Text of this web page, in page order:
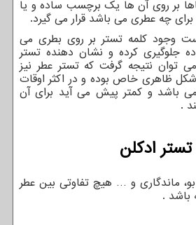
بر روی آن ها یک برچسب ساده و یا
چه عطری می باشد قرار می گیرد.
وجود کلمه تستر بر روی بطری می
جلوگیری کرده و نشان دهنده تستر
توان نتیجه گرفت که تستر عطر نیز
ظاهری خاص بوده و در اکثر اوقات
باشد و کمتر پیش می آید برای آن
.
ادکلن
ماندگاری و … هیچ تفاوتی بین عطر
باشد .